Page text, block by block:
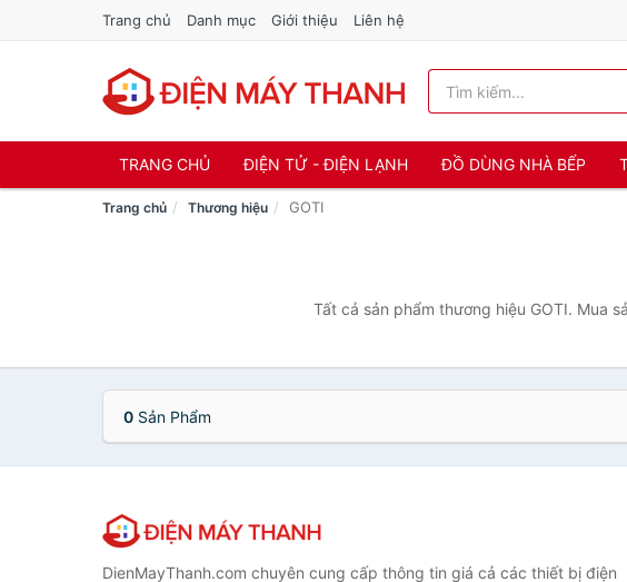
Trang chủ Danh mục Giới thiệu Liên hệ
TRANG CHỦ ĐIỆN TỬ - ĐIỆN LẠNH ĐỒ DÙNG NHÀ BẾP
Trang chủ Thương hiệu GOTI
Tất cả sản phẩm thương hiệu GOTI. Mua
0 Sản Phẩm
DienMayThanh.com chuyên cung cấp thông tin giá cả các thiết bị điện